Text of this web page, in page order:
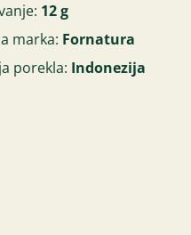
12 g
marka: Fornatura
porekla: Indonezija